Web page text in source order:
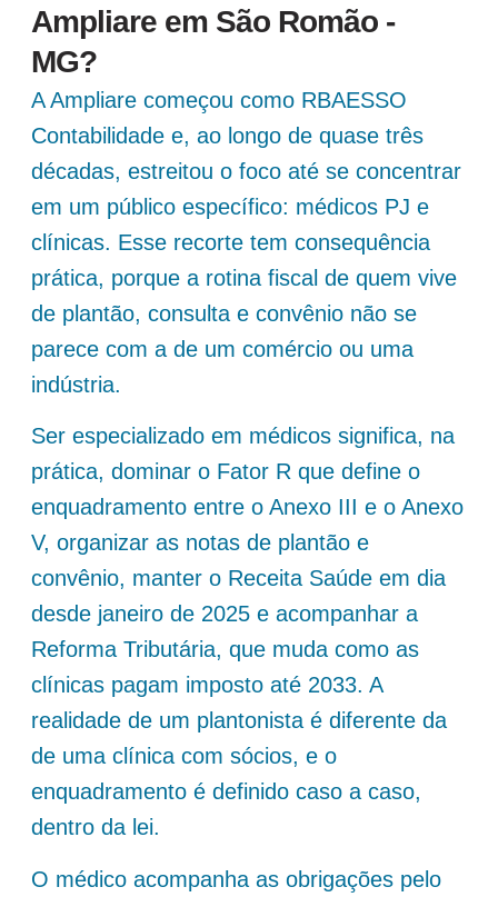
Ampliare em São Romão -
MG?
A Ampliare começou como RBAESSO
Contabilidade e, ao longo de quase três
décadas, estreitou o foco até se concentrar
em um público específico: médicos PJ e
clínicas. Esse recorte tem consequência
prática, porque a rotina fiscal de quem vive
de plantão, consulta e convênio não se
parece com a de um comércio ou uma
indústria.
Ser especializado em médicos significa, na
prática, dominar o Fator R que define o
enquadramento entre o Anexo III e o Anexo
V, organizar as notas de plantão e
convênio, manter o Receita Saúde em dia
desde janeiro de 2025 e acompanhar a
Reforma Tributária, que muda como as
clínicas pagam imposto até 2033. A
realidade de um plantonista é diferente da
de uma clínica com sócios, e o
enquadramento é definido caso a caso,
dentro da lei.
O médico acompanha as obrigações pelo